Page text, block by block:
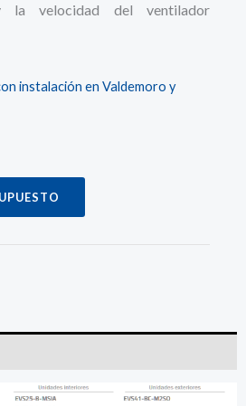
la velocidad del ventilador
instalación en Valdemoro y